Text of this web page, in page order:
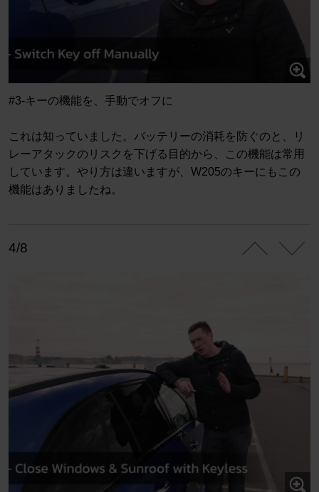
#3-キーの機能を、手動でオフに
これは知っていました。バッテリーの消耗を防ぐのと、リ
レーアタックのリスクを下げる目的から、この機能は常用
しています。やり方は違いますが、W205のキーにもこの
機能はありましたね。
4/8